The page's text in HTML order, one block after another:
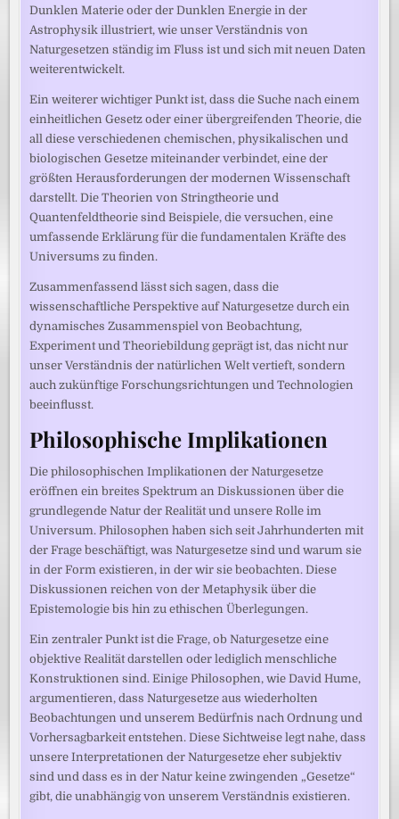
Dunklen Materie oder der Dunklen Energie in der
Astrophysik illustriert, wie unser Verständnis von
Naturgesetzen ständig im Fluss ist und sich mit neuen Daten
weiterentwickelt.
Ein weiterer wichtiger Punkt ist, dass die Suche nach einem
einheitlichen Gesetz oder einer übergreifenden Theorie, die
all diese verschiedenen chemischen, physikalischen und
biologischen Gesetze miteinander verbindet, eine der
größten Herausforderungen der modernen Wissenschaft
darstellt. Die Theorien von Stringtheorie und
Quantenfeldtheorie sind Beispiele, die versuchen, eine
umfassende Erklärung für die fundamentalen Kräfte des
Universums zu finden.
Zusammenfassend lässt sich sagen, dass die
wissenschaftliche Perspektive auf Naturgesetze durch ein
dynamisches Zusammenspiel von Beobachtung,
Experiment und Theoriebildung geprägt ist, das nicht nur
unser Verständnis der natürlichen Welt vertieft, sondern
auch zukünftige Forschungsrichtungen und Technologien
beeinflusst.
Philosophische Implikationen
Die philosophischen Implikationen der Naturgesetze
eröffnen ein breites Spektrum an Diskussionen über die
grundlegende Natur der Realität und unsere Rolle im
Universum. Philosophen haben sich seit Jahrhunderten mit
der Frage beschäftigt, was Naturgesetze sind und warum sie
in der Form existieren, in der wir sie beobachten. Diese
Diskussionen reichen von der Metaphysik über die
Epistemologie bis hin zu ethischen Überlegungen.
Ein zentraler Punkt ist die Frage, ob Naturgesetze eine
objektive Realität darstellen oder lediglich menschliche
Konstruktionen sind. Einige Philosophen, wie David Hume,
argumentieren, dass Naturgesetze aus wiederholten
Beobachtungen und unserem Bedürfnis nach Ordnung und
Vorhersagbarkeit entstehen. Diese Sichtweise legt nahe, dass
unsere Interpretationen der Naturgesetze eher subjektiv
sind und dass es in der Natur keine zwingenden „Gesetze“
gibt, die unabhängig von unserem Verständnis existieren.